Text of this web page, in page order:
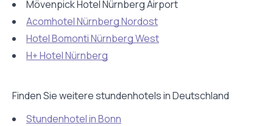
Mövenpick Hotel Nürnberg Airport
Acomhotel Nürnberg Nordost
Hotel Bomonti Nürnberg West
H+ Hotel Nürnberg
Finden Sie weitere stundenhotels in Deutschland
Stundenhotel in Bonn